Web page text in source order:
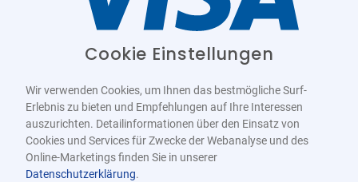
Cookie Einstellungen
Wir verwenden Cookies, um Ihnen das bestmögliche Surf-
Erlebnis zu bieten und Empfehlungen auf Ihre Interessen
auszurichten. Detailinformationen über den Einsatz von
Cookies und Services für Zwecke der Webanalyse und des
Online-Marketings finden Sie in unserer
Datenschutzerklärung.